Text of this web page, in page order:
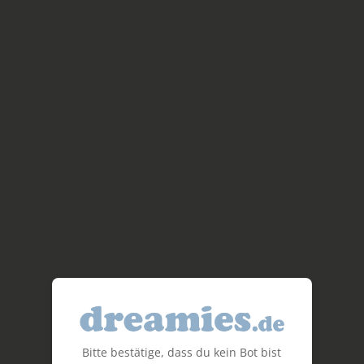
Bitte bestätige, dass du kein Bot bist